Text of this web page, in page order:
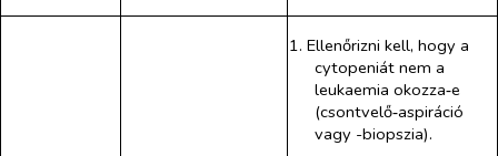
1. Ellenőrizni kell, hogy a
cytopeniát nem a
leukaemia okozza‑e
(csontvelő‑aspiráció
vagy -biopszia).